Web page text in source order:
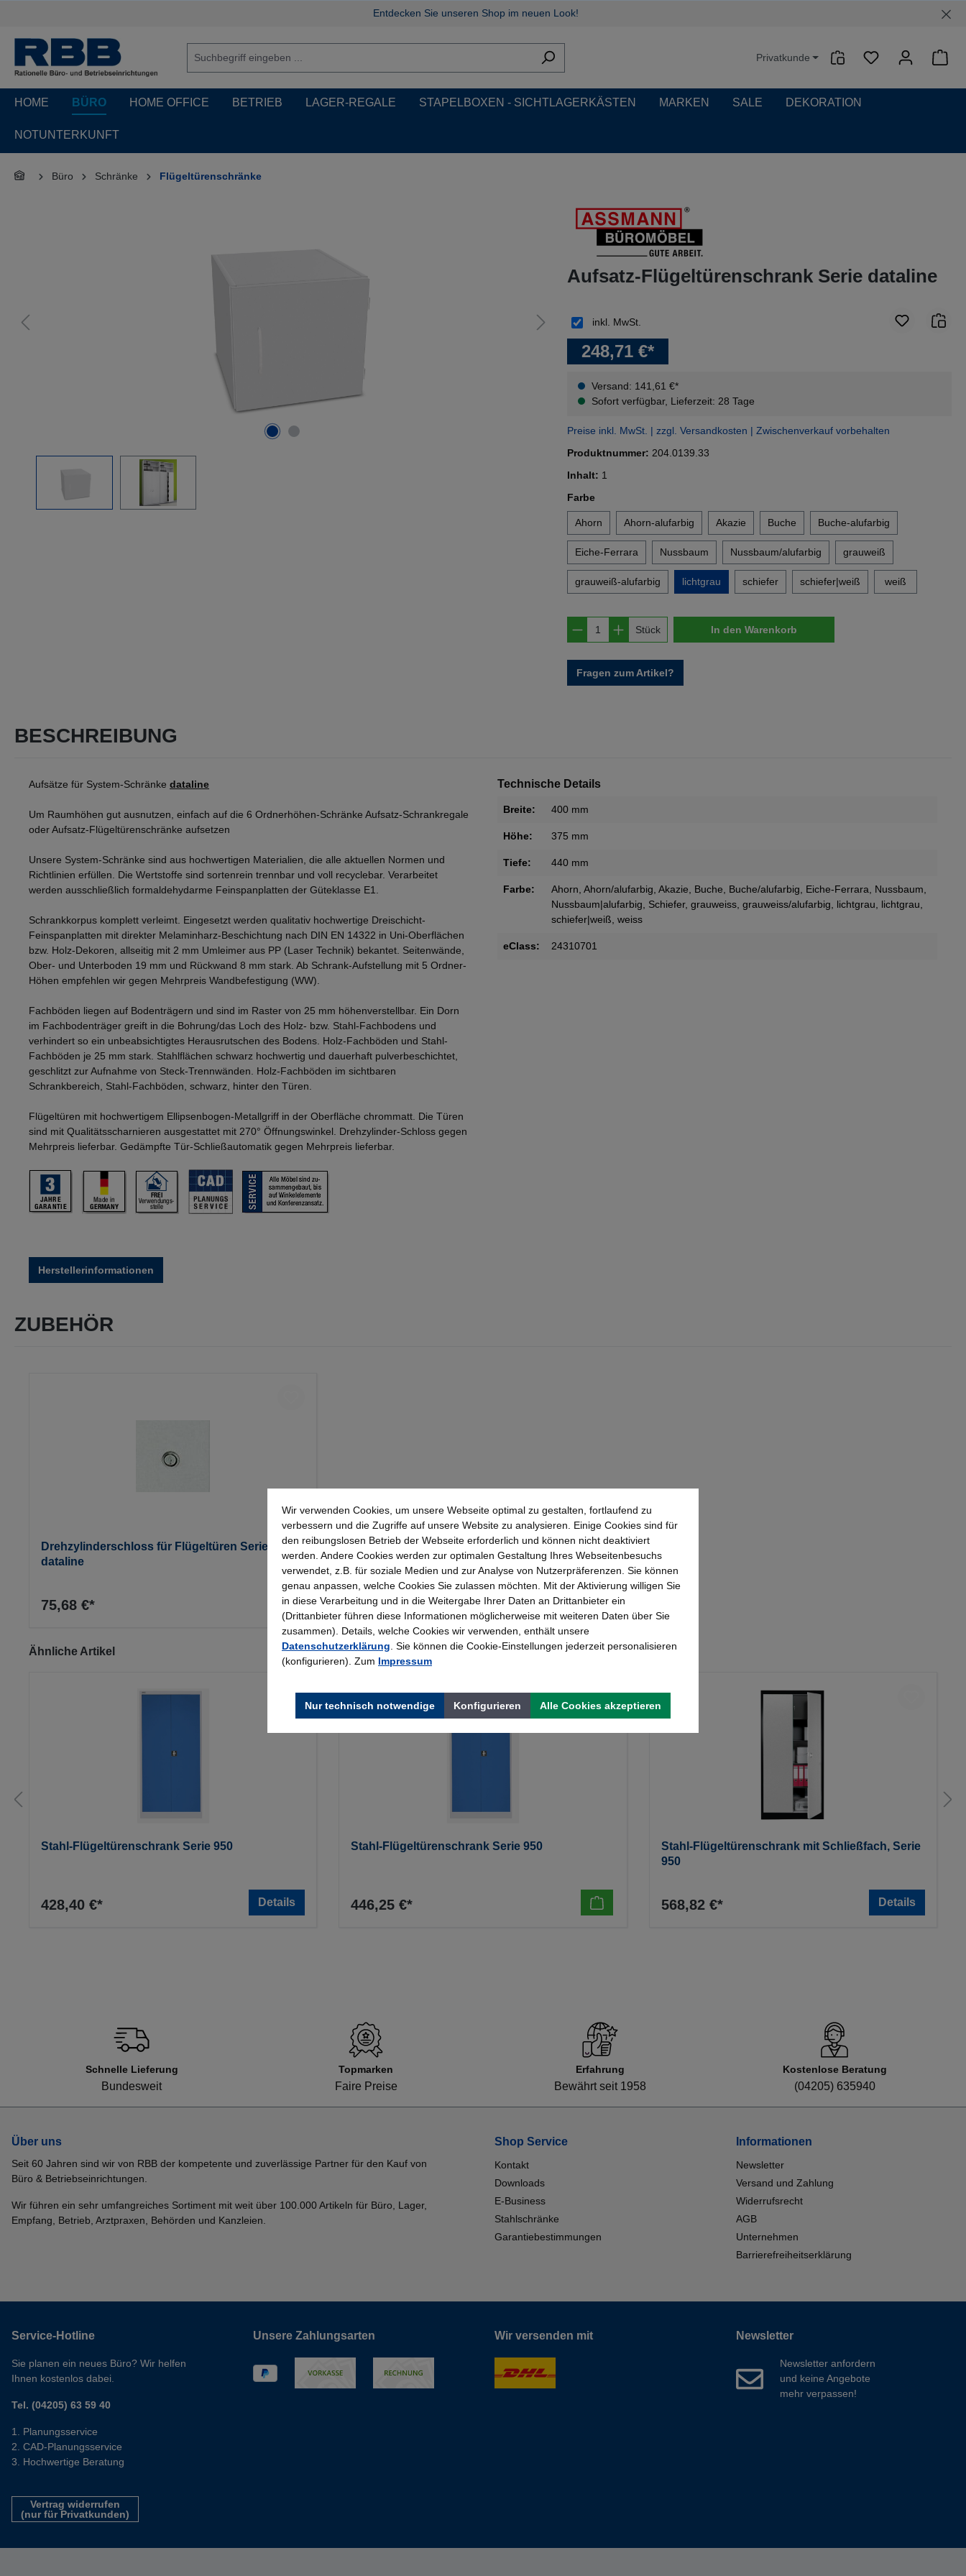
Entdecken Sie unseren Shop im neuen Look!
Privatkunde
HOME BÜRO HOME OFFICE BETRIEB LAGER-REGALE STAPELBOXEN - SICHTLAGERKÄSTEN MARKEN SALE DEKORATION
NOTUNTERKUNFT
Büro Schränke Flügeltürenschränke
Aufsatz-Flügeltürenschrank Serie dataline
248,71 €*
Versand: 141,61 €*
Sofort verfügbar, Lieferzeit: 28 Tage
inkl. MwSt.
Preise inkl. MwSt. | zzgl. Versandkosten | Zwischenverkauf vorbehalten
Produktnummer: 204.0139.33
Inhalt: 1
Farbeauswählen
Ahorn Ahorn-alufarbig Akazie Buche Buche-alufarbig
Eiche-Ferrara Nussbaum Nussbaum/alufarbig grauweiß
grauweiß-alufarbig lichtgrau schiefer schiefer|weiß weiß
Produkt Anzahl: Gib den gewünschten Wert ein
Stück In den Warenkorb
Fragen zum Artikel?
BESCHREIBUNG
Aufsätze für System-Schränke dataline
Um Raumhöhen gut ausnutzen, einfach auf die 6 Ordnerhöhen-Schränke Aufsatz-Schrankregale
oder Aufsatz-Flügeltürenschränke aufsetzen
Unsere System-Schränke sind aus hochwertigen Materialien, die alle aktuellen Normen und
Richtlinien erfüllen. Die Wertstoffe sind sortenrein trennbar und voll recyclebar. Verarbeitet
werden ausschließlich formaldehydarme Feinspanplatten der Güteklasse E1.
Schrankkorpus komplett verleimt. Eingesetzt werden qualitativ hochwertige Dreischicht-
Feinspanplatten mit direkter Melaminharz-Beschichtung nach DIN EN 14322 in Uni-Oberflächen
bzw. Holz-Dekoren, allseitig mit 2 mm Umleimer aus PP (Laser Technik) bekantet. Seitenwände,
Ober- und Unterboden 19 mm und Rückwand 8 mm stark. Ab Schrank-Aufstellung mit 5 Ordner-
Höhen empfehlen wir gegen Mehrpreis Wandbefestigung (WW).
Fachböden liegen auf Bodenträgern und sind im Raster von 25 mm höhenverstellbar. Ein Dorn
im Fachbodenträger greift in die Bohrung/das Loch des Holz- bzw. Stahl-Fachbodens und
verhindert so ein unbeabsichtigtes Herausrutschen des Bodens. Holz-Fachböden und Stahl-
Fachböden je 25 mm stark. Stahlflächen schwarz hochwertig und dauerhaft pulverbeschichtet,
geschlitzt zur Aufnahme von Steck-Trennwänden. Holz-Fachböden im sichtbaren
Schrankbereich, Stahl-Fachböden, schwarz, hinter den Türen.
Flügeltüren mit hochwertigem Ellipsenbogen-Metallgriff in der Oberfläche chrommatt. Die Türen
sind mit Qualitätsscharnieren ausgestattet mit 270° Öffnungswinkel. Drehzylinder-Schloss gegen
Mehrpreis lieferbar. Gedämpfte Tür-Schließautomatik gegen Mehrpreis lieferbar.
Technische Details
Breite: 400 mm
Höhe: 375 mm
Tiefe: 440 mm
Farbe: Ahorn, Ahorn/alufarbig, Akazie, Buche, Buche/alufarbig, Eiche-Ferrara, Nussbaum,
Nussbaum|alufarbig, Schiefer, grauweiss, grauweiss/alufarbig, lichtgrau, lichtgrau,
schiefer|weiß, weiss
eClass: 24310701
Herstellerinformationen
ZUBEHÖR
Drehzylinderschloss für Flügeltüren Serie
dataline
75,68 €*
Produktgalerie überspringen
Ähnliche Artikel
Stahl-Flügeltürenschrank Serie 950
428,40 €* Details
Stahl-Flügeltürenschrank Serie 950
446,25 €*
Stahl-Flügeltürenschrank mit Schließfach, Serie
950
568,82 €* Details
Schnelle Lieferung
Bundesweit
Topmarken
Faire Preise
Erfahrung
Bewährt seit 1958
Kostenlose Beratung
(04205) 635940
Über uns
Seit 60 Jahren sind wir von RBB der kompetente und zuverlässige Partner für den Kauf von
Büro & Betriebseinrichtungen.
Wir führen ein sehr umfangreiches Sortiment mit weit über 100.000 Artikeln für Büro, Lager,
Empfang, Betrieb, Arztpraxen, Behörden und Kanzleien.
Shop Service
Kontakt
Downloads
E-Business
Stahlschränke
Garantiebestimmungen
Informationen
Newsletter
Versand und Zahlung
Widerrufsrecht
AGB
Unternehmen
Barrierefreiheitserklärung
Service-Hotline
Sie planen ein neues Büro? Wir helfen
Ihnen kostenlos dabei.
Tel. (04205) 63 59 40
Planungsservice
CAD-Planungsservice
Hochwertige Beratung
Vertrag widerrufen
(nur für Privatkunden)
Unsere Zahlungsarten Wir versenden mit Newsletter
Newsletter anfordern
und keine Angebote
mehr verpassen!
Wir verwenden Cookies, um unsere Webseite optimal zu gestalten, fortlaufend zu
verbessern und die Zugriffe auf unsere Website zu analysieren. Einige Cookies sind für
den reibungslosen Betrieb der Webseite erforderlich und können nicht deaktiviert
werden. Andere Cookies werden zur optimalen Gestaltung Ihres Webseitenbesuchs
verwendet, z.B. für soziale Medien und zur Analyse von Nutzerpräferenzen. Sie können
genau anpassen, welche Cookies Sie zulassen möchten. Mit der Aktivierung willigen Sie
in diese Verarbeitung und in die Weitergabe Ihrer Daten an Drittanbieter ein
(Drittanbieter führen diese Informationen möglicherweise mit weiteren Daten über Sie
zusammen). Details, welche Cookies wir verwenden, enthält unsere
Datenschutzerklärung . Sie können die Cookie-Einstellungen jederzeit personalisieren
(konfigurieren). Zum Impressum
Nur technisch notwendige Konfigurieren Alle Cookies akzeptieren